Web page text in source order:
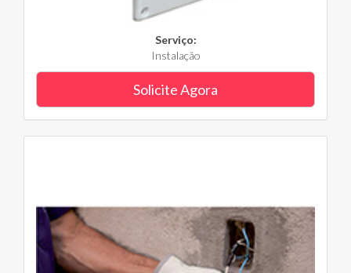
Serviço:
Instalação
Solicite Agora